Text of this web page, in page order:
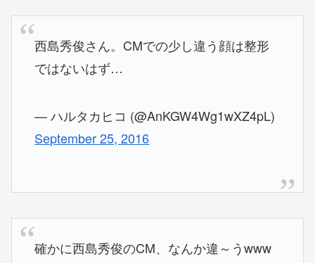
西島秀俊さん。CMでの少し違う顔は整形
ではないはず…
— ハルタカヒコ (@AnKGW4Wg1wXZ4pL)
September 25, 2016
確かに西島秀俊のCM、なんか違～うwww